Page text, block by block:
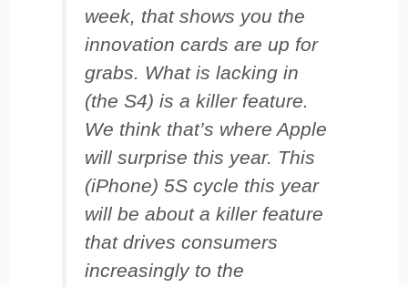
week, that shows you the
innovation cards are up for
grabs. What is lacking in
(the S4) is a killer feature.
We think that’s where Apple
will surprise this year. This
(iPhone) 5S cycle this year
will be about a killer feature
that drives consumers
increasingly to the